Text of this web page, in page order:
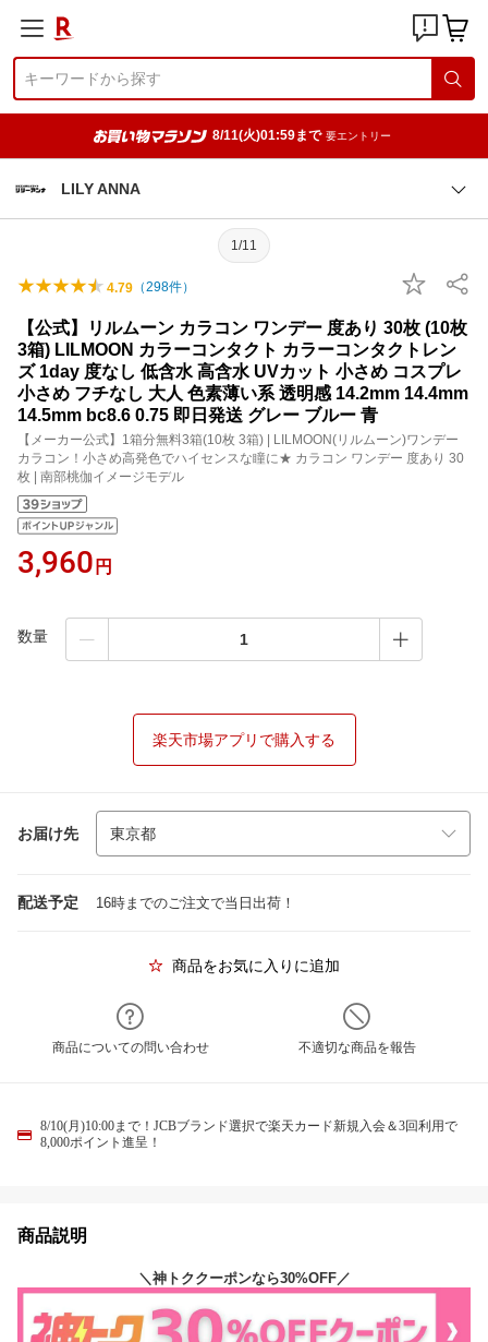
8/11(火)01:59まで 要エントリー
LILY ANNA
1/11
4.79 （298件）
【公式】リルムーン カラコン ワンデー 度あり 30枚 (10枚
3箱) LILMOON カラーコンタクト カラーコンタクトレン
ズ 1day 度なし 低含水 高含水 UVカット 小さめ コスプレ
小さめ フチなし 大人 色素薄い系 透明感 14.2mm 14.4mm
14.5mm bc8.6 0.75 即日発送 グレー ブルー 青
【メーカー公式】1箱分無料3箱(10枚 3箱) | LILMOON(リルムーン)ワンデー
カラコン！小さめ高発色でハイセンスな瞳に★ カラコン ワンデー 度あり 30
枚 | 南部桃伽イメージモデル
3,960 円
数量
楽天市場アプリで購入する
お届け先
配送予定 16時までのご注文で当日出荷！
商品をお気に入りに追加
商品についての問い合わせ 不適切な商品を報告
8/10(月)10:00まで！JCBブランド選択で楽天カード新規入会＆3回利用で
8,000ポイント進呈！
商品説明
＼神トククーポンなら30%OFF／